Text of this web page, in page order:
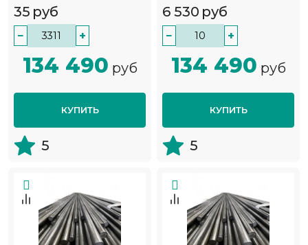
35 руб
− +
134 490 руб
КУПИТЬ
5
6 530 руб
− +
134 490 руб
КУПИТЬ
5